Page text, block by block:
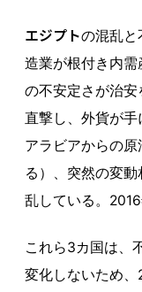
エジプトの混乱と
造業が根付き内
の不安定さが治
直撃し、外貨が
アラビアからの
る）、突然の変
乱している。
これら3カ国は、
変化しないため